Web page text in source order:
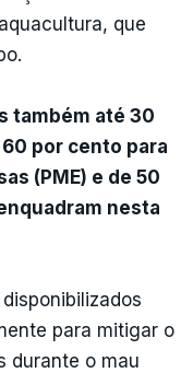
que
também até 30
por cento para
(PME) e de 50
nesta
para mitigar o
durante o mau